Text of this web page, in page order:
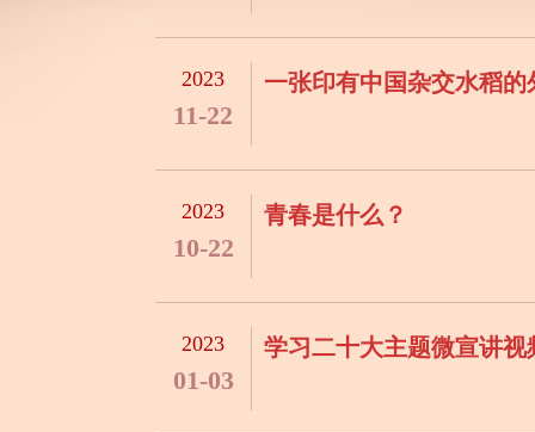
2023
11-22
一张印有中国杂交水稻的
2023
10-22
青春是什么？
2023
01-03
学习二十大主题微宣讲视